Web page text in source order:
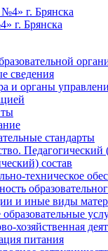
г. Брянска
сведения
и органы
стандарты
Педагогический
состав
техническое
и иные виды
хозяйственная
питания